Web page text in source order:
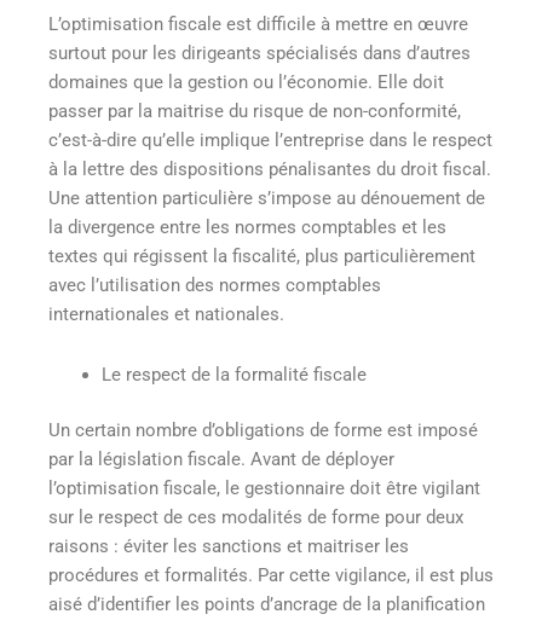
L’optimisation fiscale est difficile à mettre en œuvre
surtout pour les dirigeants spécialisés dans d’autres
domaines que la gestion ou l’économie. Elle doit
passer par la maitrise du risque de non-conformité,
c’est-à-dire qu’elle implique l’entreprise dans le respect
à la lettre des dispositions pénalisantes du droit fiscal.
Une attention particulière s’impose au dénouement de
la divergence entre les normes comptables et les
textes qui régissent la fiscalité, plus particulièrement
avec l’utilisation des normes comptables
internationales et nationales.
Le respect de la formalité fiscale
Un certain nombre d’obligations de forme est imposé
par la législation fiscale. Avant de déployer
l’optimisation fiscale, le gestionnaire doit être vigilant
sur le respect de ces modalités de forme pour deux
raisons : éviter les sanctions et maitriser les
procédures et formalités. Par cette vigilance, il est plus
aisé d’identifier les points d’ancrage de la planification